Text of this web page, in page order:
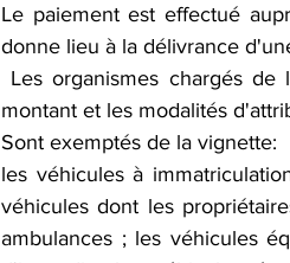
Le paiement est effectué
donne lieu à la délivrance
montant et les modalités
Sont exemptés de la vignette:
les véhicules à
véhicules dont les
ambulances ; les véhicules